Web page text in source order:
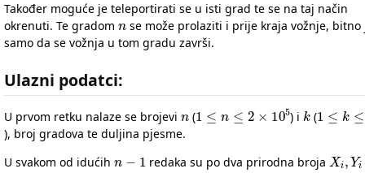
Također moguće je teleportirati se u isti grad te se na taj način
okrenuti. Te gradom
n
se može prolaziti i prije kraja vožnje, bitno
samo da se vožnja u tom gradu završi.
Ulazni podatci:
U prvom retku nalaze se brojevi ( ) i (
), broj gradova te duljina pjesme.
U svakom od idućih
redaka su po dva prirodna broja
1 ≤Xi,Y i≤ n,Xi≠Y